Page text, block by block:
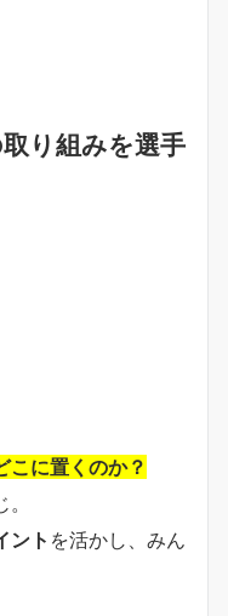
り組みを選手
こに置くのか？
ント を活かし、みん